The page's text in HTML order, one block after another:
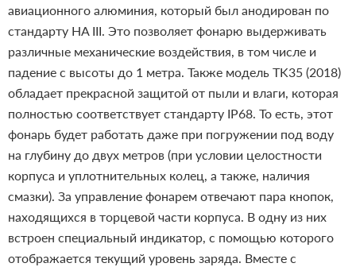
авиационного алюминия, который был анодирован по
стандарту HA III. Это позволяет фонарю выдерживать
различные механические воздействия, в том числе и
падение с высоты до 1 метра. Также модель TK35 (2018)
обладает прекрасной защитой от пыли и влаги, которая
полностью соответствует стандарту IP68. То есть, этот
фонарь будет работать даже при погружении под воду
на глубину до двух метров (при условии целостности
корпуса и уплотнительных колец, а также, наличия
смазки). За управление фонарем отвечают пара кнопок,
находящихся в торцевой части корпуса. В одну из них
встроен специальный индикатор, с помощью которого
отображается текущий уровень заряда. Вместе с